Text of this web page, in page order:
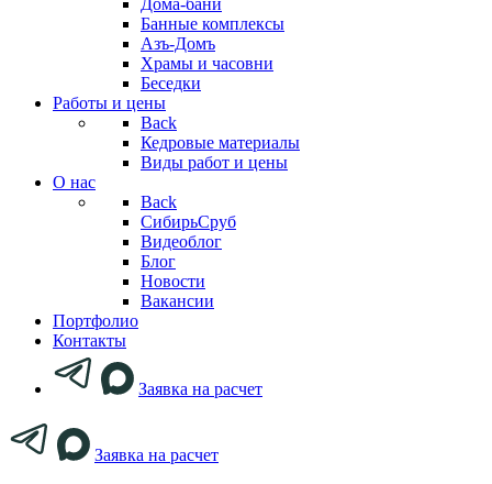
Дома-бани
Банные комплексы
Азъ-Домъ
Храмы и часовни
Беседки
Работы и цены
Back
Кедровые материалы
Виды работ и цены
О нас
Back
СибирьСруб
Видеоблог
Блог
Новости
Вакансии
Портфолио
Контакты
Заявка на расчет
Заявка на расчет